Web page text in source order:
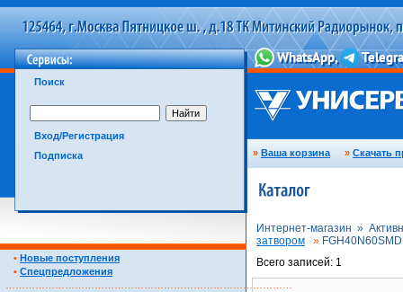
Поиск
Вход/Регистрация
Подписка
» Ваша корзина » Скачать
• Новые поступления
• Спецпредложения
Интернет-магазин »
затвором » FGH40N60SMD
Всего записей: 1